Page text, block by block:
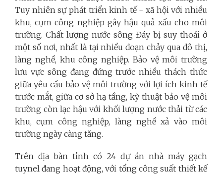
Tuy nhiên sự phát triển kinh tế - xã hội với nhiều
khu, cụm công nghiệp gây hậu quả xấu cho môi
trường. Chất lượng nước sông Đáy bị suy thoái ở
một số nơi, nhất là tại nhiều đoạn chảy qua đô thị,
làng nghề, khu công nghiệp. Bảo vệ môi trường
lưu vực sông đang đứng trước nhiều thách thức
giữa yêu cầu bảo vệ môi trường với lợi ích kinh tế
trước mắt, giữa cơ sở hạ tầng, kỹ thuật bảo vệ môi
trường còn lạc hậu với khối lượng nước thải từ các
khu, cụm công nghiệp, làng nghề xả vào môi
trường ngày càng tăng.
Trên địa bàn tỉnh có 24 dự án nhà máy gạch
tuynel đang hoạt động, với tổng công suất thiết kế